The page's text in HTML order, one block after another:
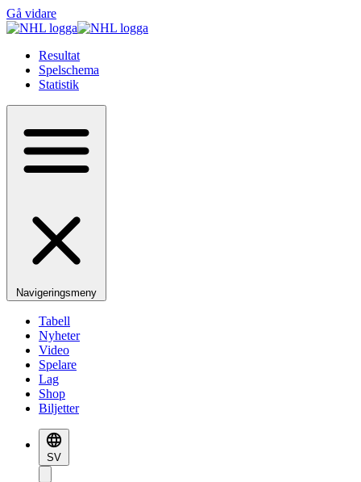
Gå vidare
Resultat
Spelschema
Statistik
Navigeringsmeny
Tabell
Nyheter
Video
Spelare
Lag
Shop
Biljetter
SV